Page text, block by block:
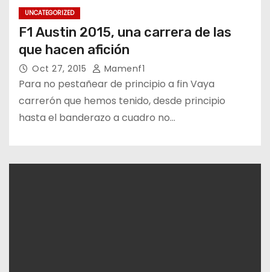
UNCATEGORIZED
F1 Austin 2015, una carrera de las
que hacen afición
Oct 27, 2015 Mamenf1
Para no pestañear de principio a fin Vaya
carrerón que hemos tenido, desde principio
hasta el banderazo a cuadro no…